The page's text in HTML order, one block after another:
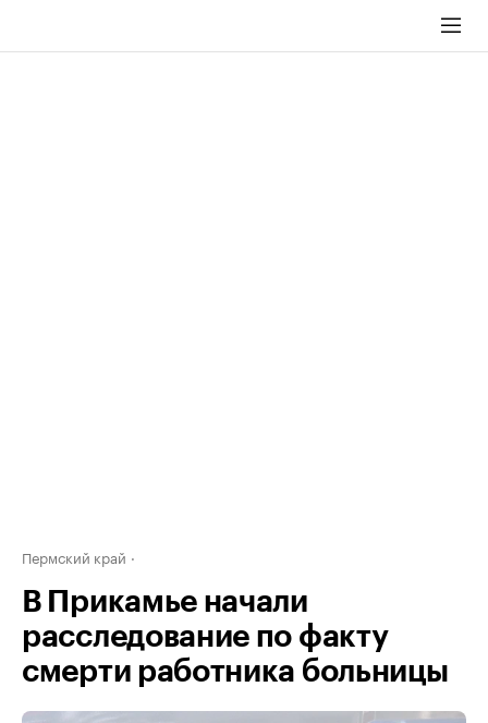
Пермский край
В Прикамье начали
расследование по факту
смерти работника больницы